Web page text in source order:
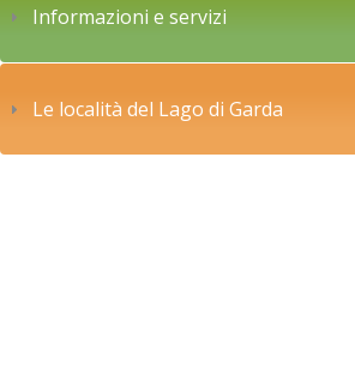
Informazioni e servizi
Le località del Lago di Garda